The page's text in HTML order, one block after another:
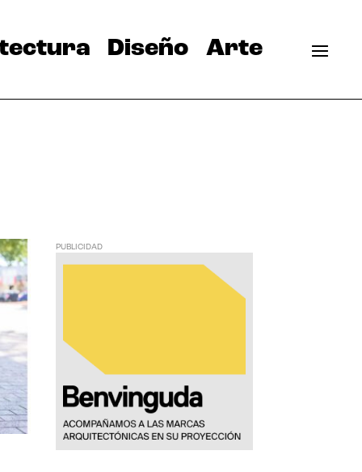
Diseño Arte
PUBLICIDAD